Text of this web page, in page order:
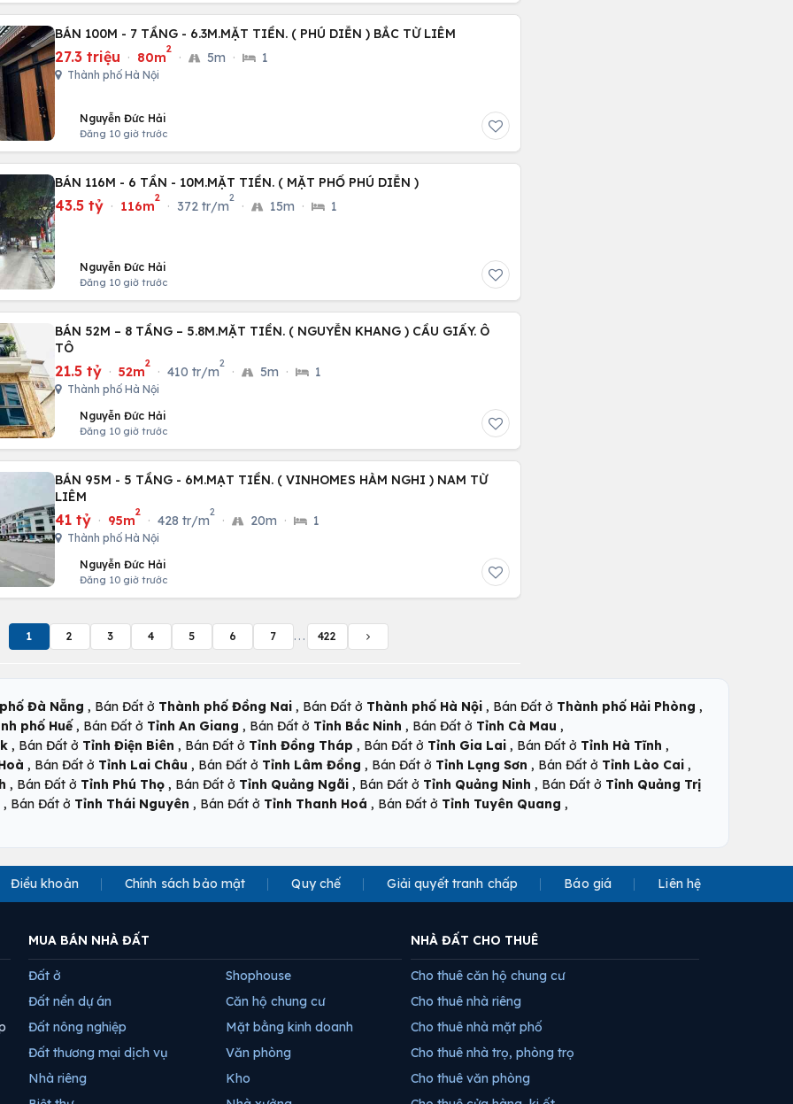
BÁN 100M - 7 TẦNG - 6.3M.MẶT TIỀN. ( PHÚ DIỄN ) BẮC TỪ LIÊM
27.3 triệu · 80m
2
· 5m · 1
Thành phố Hà Nội
Nguyễn Đức Hải
Đăng 10 giờ trước
BÁN 116M - 6 TẦN - 10M.MẶT TIỀN. ( MẶT PHỐ PHÚ DIỄN )
43.5 tỷ · 116m
2
· 372 tr/m
2
· 15m · 1
Nguyễn Đức Hải
Đăng 10 giờ trước
BÁN 52M – 8 TẦNG – 5.8M.MẶT TIỀN. ( NGUYỄN KHANG ) CẦU GIẤY. Ô
TÔ
21.5 tỷ · 52m
2
· 410 tr/m
2
· 5m · 1
Thành phố Hà Nội
Nguyễn Đức Hải
Đăng 10 giờ trước
BÁN 95M - 5 TẦNG - 6M.MẠT TIỀN. ( VINHOMES HÀM NGHI ) NAM TỪ
LIÊM
41 tỷ · 95m
2
· 428 tr/m
2
· 20m · 1
Thành phố Hà Nội
Nguyễn Đức Hải
Đăng 10 giờ trước
1 2 3 4 5 6 7 ... 422
Đà Nẵng , Bán Đất ở Thành phố Đồng Nai , Bán Đất ở Thành phố Hà Nội , Bán Đất ở Thành phố Hải Phòng ,
phố Huế , Bán Đất ở Tỉnh An Giang , Bán Đất ở Tỉnh Bắc Ninh , Bán Đất ở Tỉnh Cà Mau ,
, Bán Đất ở Tỉnh Điện Biên , Bán Đất ở Tỉnh Đồng Tháp , Bán Đất ở Tỉnh Gia Lai , Bán Đất ở Tỉnh Hà Tĩnh ,
, Bán Đất ở Tỉnh Lai Châu , Bán Đất ở Tỉnh Lâm Đồng , Bán Đất ở Tỉnh Lạng Sơn , Bán Đất ở Tỉnh Lào Cai ,
, Bán Đất ở Tỉnh Phú Thọ , Bán Đất ở Tỉnh Quảng Ngãi , Bán Đất ở Tỉnh Quảng Ninh , Bán Đất ở Tỉnh Quảng Trị
, Bán Đất ở Tỉnh Thái Nguyên , Bán Đất ở Tỉnh Thanh Hoá , Bán Đất ở Tỉnh Tuyên Quang ,
Điều khoản Chính sách bảo mật Quy chế Giải quyết tranh chấp Báo giá Liên hệ
MUA BÁN NHÀ ĐẤT
Đất ở
Đất nền dự án
Đất nông nghiệp
Đất thương mại dịch vụ
Nhà riêng
Shophouse
Căn hộ chung cư
Mặt bằng kinh doanh
Văn phòng
Kho
NHÀ ĐẤT CHO THUÊ
Cho thuê căn hộ chung cư
Cho thuê nhà riêng
Cho thuê nhà mặt phố
Cho thuê nhà trọ, phòng trọ
Cho thuê văn phòng